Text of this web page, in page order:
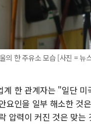
의 한 주유소 모습 [사진 = 뉴
계 한 관계자는 "일단
요인을 일부 해소한 것
압력이 커진 것은 맞는